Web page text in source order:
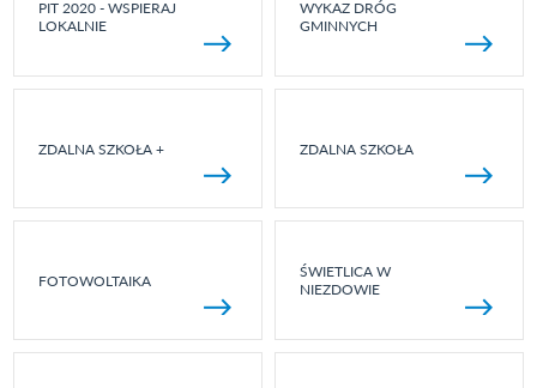
PIT 2020 - WSPIERAJ
LOKALNIE
WYKAZ DRÓG
GMINNYCH
ZDALNA SZKOŁA + ZDALNA SZKOŁA
FOTOWOLTAIKA
ŚWIETLICA W
NIEZDOWIE